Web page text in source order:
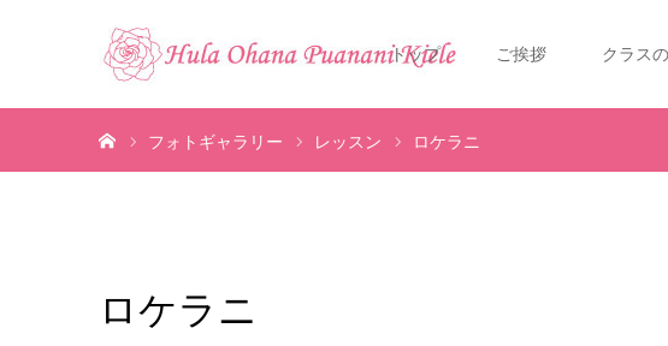
トップ ご挨拶 クラス
フォトギャラリー レッスン ロケラニ
ロケラニ